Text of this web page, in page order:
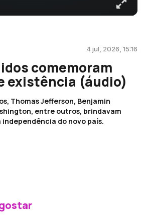
4 jul, 2026, 15:16
comemoram
existência (áudio)
Thomas Jefferson, Benjamin
entre outros, brindavam
independência do novo país.